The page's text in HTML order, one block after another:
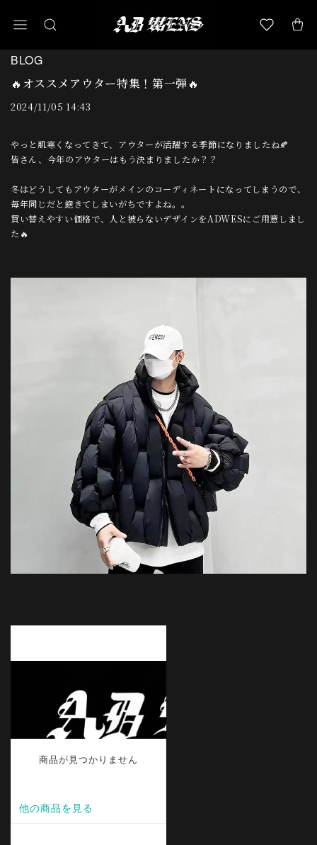
BLOG
🔥オススメアウター特集！第一弾🔥
2024/11/05 14:43
やっと肌寒くなってきて、アウターが活躍する季節になりましたね🍂
皆さん、今年のアウターはもう決まりましたか？？
冬はどうしてもアウターがメインのコーディネートになってしまうので、
毎年同じだと飽きてしまいがちですよね。。
買い替えやすい価格で、人と被らないデザインをADWESにご用意しまし
た🔥